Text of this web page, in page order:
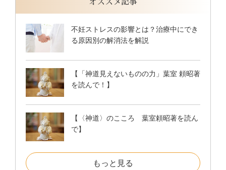
オススメ記事
不妊ストレスの影響とは？治療中にでき
る原因別の解消法を解説
【「神道見えないものの力」葉室 頼昭著
を読んで！】
【〈神道〉のこころ 葉室頼昭著を読ん
で】
もっと見る